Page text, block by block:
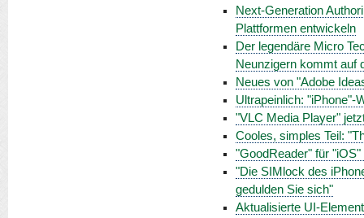
Next-Generation
Plattformen entwickeln
Der legendäre Micro
Neunzigern kommt auf
Neues von "Adobe
Ultrapeinlich: "iPhone"-
"VLC Media Player"
Cooles, simples Teil:
"GoodReader" für
"Die SIMlock des
gedulden Sie sich"
Aktualisierte UI-